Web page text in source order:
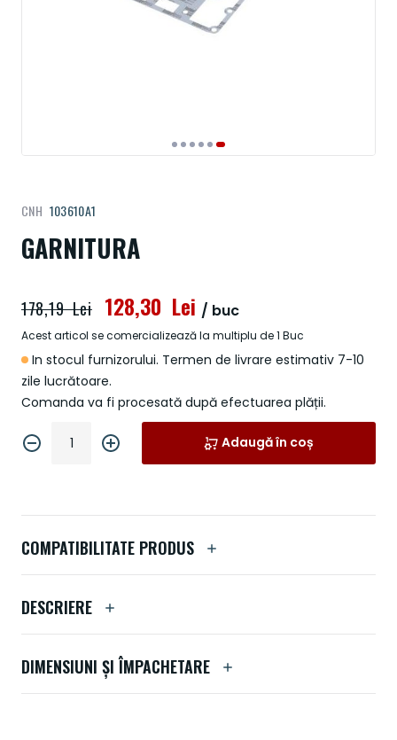
GARNITURA
CNH 103610A1
In stocul furnizorului. Termen de livrare estimativ 7-10
zile lucrătoare.
Comanda va fi procesată după efectuarea plății.
128,30 Lei
178,19 Lei / buc
Acest articol se comercializează la multiplu de 1 Buc
Adaugă în coș
la
începutul
galeriei
imagini
COMPATIBILITATE PRODUS
DESCRIERE
DIMENSIUNI ȘI ÎMPACHETARE